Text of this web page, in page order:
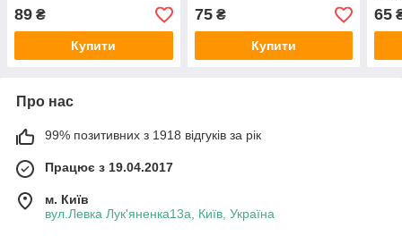
89 ₴
Купити
75₴
Купити
65
Про нас
99% позитивних з 1918 відгуків за рік
Працює з 19.04.2017
м. Київ
вул.Левка Лук'яненка13а, Київ, Україна